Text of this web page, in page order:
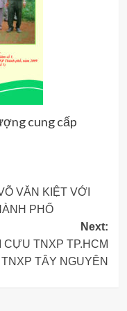
cung cấp
VĂN KIỆT VỚI
PHỐ
Next:
TNXP TP.HCM
TÂY NGUYÊN